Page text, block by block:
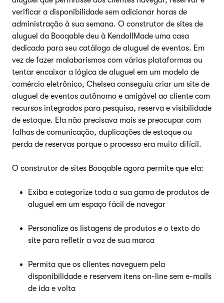
verificar a disponibilidade sem adicionar horas de
administração à sua semana. O construtor de sites de
aluguel da Booqable deu à KendollMade uma casa
dedicada para seu catálogo de aluguel de eventos. Em
vez de fazer malabarismos com várias plataformas ou
tentar encaixar a lógica de aluguel em um modelo de
comércio eletrônico, Chelsea conseguiu criar um site de
aluguel de eventos autônomo e amigável ao cliente com
recursos integrados para pesquisa, reserva e visibilidade
de estoque. Ela não precisava mais se preocupar com
falhas de comunicação, duplicações de estoque ou
perda de reservas porque o processo era muito difícil.
O construtor de sites Booqable agora permite que ela:
Exiba e categorize toda a sua gama de produtos de
aluguel em um espaço fácil de navegar
Personalize as listagens de produtos e o texto do
site para refletir a voz de sua marca
Permita que os clientes naveguem pela
disponibilidade e reservem itens on-line sem e-mails
de ida e volta